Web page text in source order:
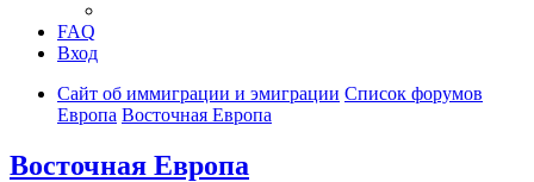
FAQ
Вход
Сайт об иммиграции и эмиграции Список форумов
Европа Восточная Европа
Восточная Европа